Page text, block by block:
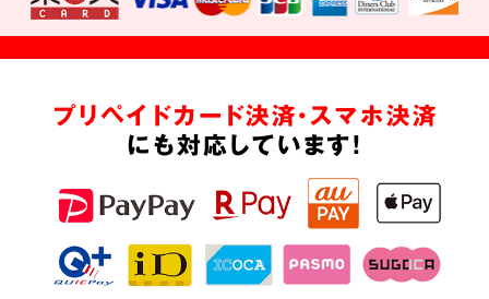
プリペイドカード決済・スマホ決済
にも対応しています!